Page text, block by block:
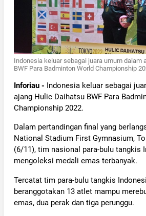
Indonesia keluar sebagai juara umum dalam
BWF Para Badminton World Championship
Inforiau - Indonesia keluar sebagai
ajang Hulic Daihatsu BWF Para
Championship 2022.
Dalam pertandingan final yang
National Stadium First Gymnasium,
(6/11), tim nasional para-bulu tangkis
mengoleksi medali emas terbanyak.
Tercatat tim para-bulu tangkis
beranggotakan 13 atlet mampu
emas, dua perak dan tiga perunggu.